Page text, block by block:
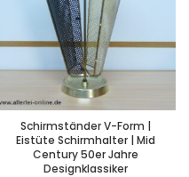
Schirmständer V-Form |
Eistüte Schirmhalter | Mid
Century 50er Jahre
Designklassiker